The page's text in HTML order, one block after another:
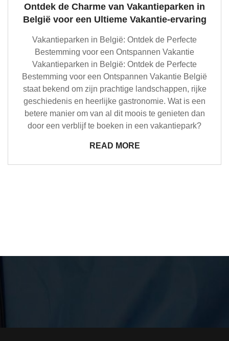
Ontdek de Charme van Vakantieparken in
België voor een Ultieme Vakantie-ervaring
Vakantieparken in België: Ontdek de Perfecte
Bestemming voor een Ontspannen Vakantie
Vakantieparken in België: Ontdek de Perfecte
Bestemming voor een Ontspannen Vakantie België
staat bekend om zijn prachtige landschappen, rijke
geschiedenis en heerlijke gastronomie. Wat is een
betere manier om van al dit moois te genieten dan
door een verblijf te boeken in een vakantiepark?
READ MORE